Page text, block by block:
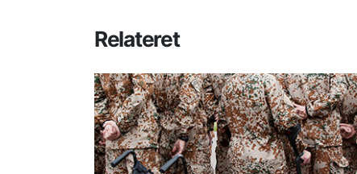
Relateret